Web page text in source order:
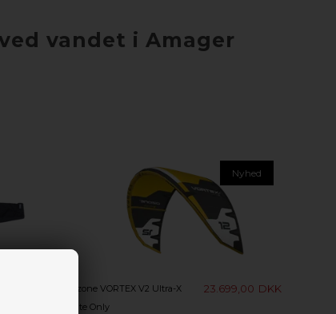
vandet i Amager
Nyhed
Ozone VORTEX V2 Ultra-X
Kite Only
23.699,00 DKK